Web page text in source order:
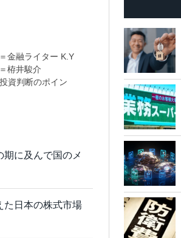
金融ライター K.Y
栫井駿介
資判断のポイン
に及んで国のメ
た日本の株式市場